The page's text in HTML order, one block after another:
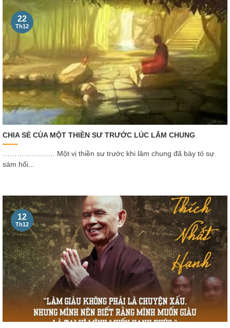
CHIA SẺ CỦA MỘT THIỀN SƯ TRƯỚC LÚC LÂM CHUNG
…………………. Một vị thiền sư trước khi lâm chung đã bày tỏ sự
sám hối...
22
Th12
12
Th12